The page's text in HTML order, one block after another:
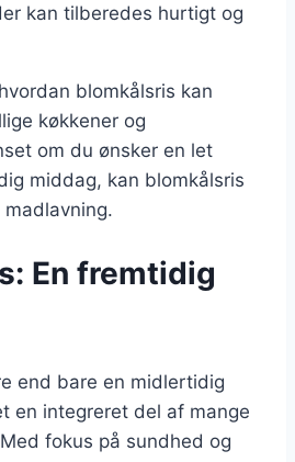
kan tilberedes hurtigt og
blomkålsris kan
køkkener og
om du ønsker en let
middag, kan blomkålsris
En fremtidig
end bare en midlertidig
en integreret del af mange
fokus på sundhed og